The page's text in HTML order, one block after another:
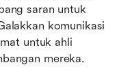
saran untuk
komunikasi
untuk ahli
mereka.